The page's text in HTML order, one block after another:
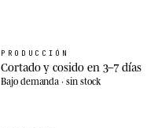
PRODUCCIÓN
Cortado y cosido en 3–7 días
Bajo demanda · sin stock